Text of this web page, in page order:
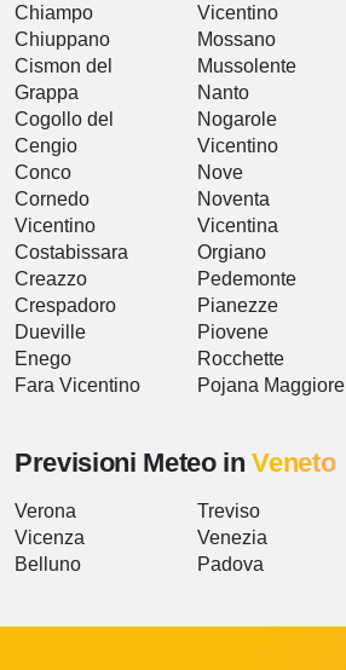
Chiampo
Chiuppano
Cismon del
Grappa
Cogollo del
Cengio
Conco
Cornedo
Vicentino
Costabissara
Creazzo
Crespadoro
Dueville
Enego
Fara Vicentino
Vicentino
Mossano
Mussolente
Nanto
Nogarole
Vicentino
Nove
Noventa
Vicentina
Orgiano
Pedemonte
Pianezze
Piovene
Rocchette
Pojana Maggiore
Previsioni Meteo inVeneto
Verona
Vicenza
Belluno
Treviso
Venezia
Padova